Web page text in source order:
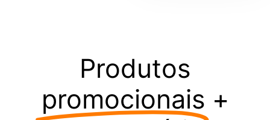
Produtos
promocionais +